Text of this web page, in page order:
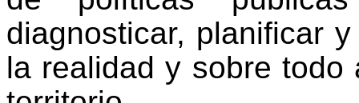
diagnosticar, planificar
la realidad y sobre